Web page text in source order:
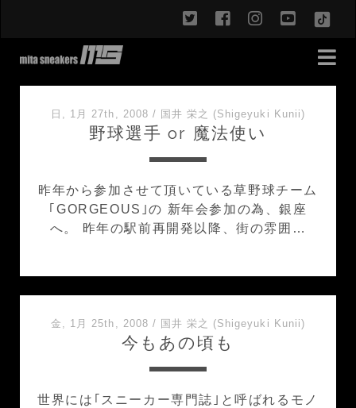
twitterfacebookinstagram
mita
sneakers
blog
Posts
日, 1月 27th, 2008 / 国井 栄之 (Shigeyuki Kunii)
野球選手 or 魔法使い
昨年から参加させて頂いている草野球チーム
｢GORGEOUS｣の 新年会参加の為、銀座
へ。 昨年の駅前再開発以降、街の雰囲…
金, 1月 25th, 2008 / 国井 栄之 (Shigeyuki Kunii)
今もあの頃も
世界には｢スニーカー専門誌｣と呼ばれるモノ